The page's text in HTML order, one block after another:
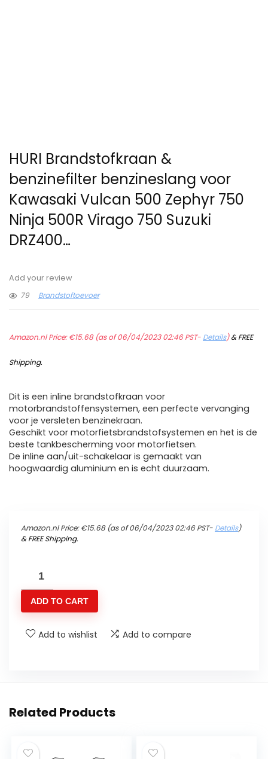
HURI Brandstofkraan &
benzinefilter benzineslang voor
Kawasaki Vulcan 500 Zephyr 750
Ninja 500R Virago 750 Suzuki
DRZ400…
Add your review
79
Brandstoftoevoer
Amazon.nl Price:€15.68(as of 06/04/2023 02:46 PST- Details)&FREE
Shipping.
Dit is een inline brandstofkraan voor
motorbrandstoffensystemen, een perfecte vervanging
voor je versleten benzinekraan.
Geschikt voor motorfietsbrandstofsystemen en het is de
beste tankbescherming voor motorfietsen.
De inline aan/uit-schakelaar is gemaakt van
hoogwaardig aluminium en is echt duurzaam.
Amazon.nl Price:€15.68(as of 06/04/2023 02:46 PST- Details)
&FREE Shipping.
HURI
Brandstofkraan
benzineslang
Zephyr
Ninja
ADD TO CART
Add to wishlist Add to compare
Related Products